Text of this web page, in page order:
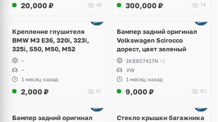
20,000 ₽ 48 300,000 ₽ 74
Крепление глушителя
BMW M3 E36, 320i, 323i,
325i, S50, M50, M52
~
~
1 месяц назад
2,000 ₽ 61
Бампер задний оригинал
Volkswagen Scirocco
дорест, цвет зеленый
1K8807417N +2
VW
1 месяц назад
9,000 ₽ 83
Бампер задний оригинал
Стекло крышки багажника